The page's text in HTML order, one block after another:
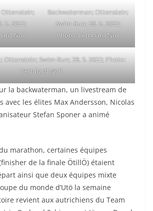
5. 2022;
Noll
Backwaterman; Ottenstein;
Swim-Run; 28. 5. 2022;
Photo: Bernhard Noll
Ottenstein; Swim-Run; 28. 5. 2022; Photo:
Bernhard Noll
la backwaterman, un livestream de
avec les élites Max Andersson, Nicolas
Stefan Sponer a animé
marathon, certaines équipes
de la finale ÖtillÖ) étaient
ainsi que deux équipes mixte
du monde d’Utö la semaine
revient aux autrichiens du Team